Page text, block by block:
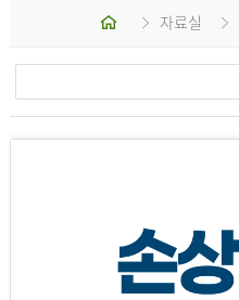
홈 자료실